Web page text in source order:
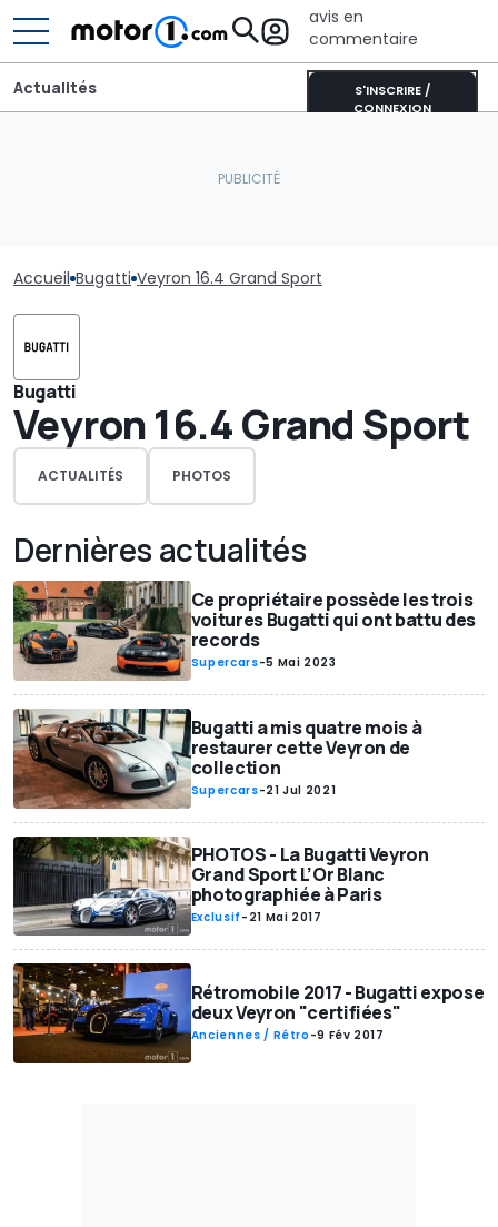
avis en
commentaire
S'INSCRIRE /
CONNEXION
Actualités
Accueil Bugatti Veyron 16.4 Grand Sport
Bugatti
Veyron 16.4 Grand Sport
ACTUALITÉS PHOTOS
Dernières actualités
Ce propriétaire possède les trois
voitures Bugatti qui ont battu des
records
Supercars-5 Mai 2023
Bugatti a mis quatre mois à
restaurer cette Veyron de
collection
Supercars-21 Jul 2021
PHOTOS - La Bugatti Veyron
Grand Sport L’Or Blanc
photographiée à Paris
Exclusif - 21 Mai 2017
Rétromobile 2017 - Bugatti expose
deux Veyron "certifiées"
Anciennes / Rétro -9 Fév 2017